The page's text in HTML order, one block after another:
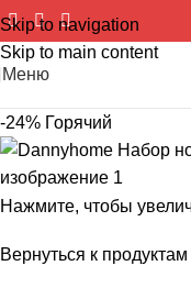
Skip to navigation
Skip to main content
Меню
-24% Горячий
Нажмите, чтобы
Вернуться к продуктам